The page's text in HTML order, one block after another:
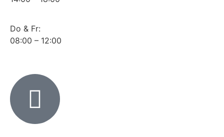
Do & Fr:
08:00 – 12:00